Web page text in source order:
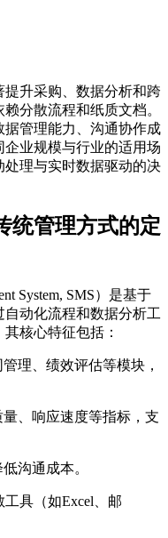
升采购、数据分析和跨
分散流程和纸质文档。
管理能力、沟通协作成
业规模与行业的适用场
理与实时数据驱动的决
统管理方式的定
System, SMS）是基于
动化流程和数据分析工
核心特征包括：
理、绩效评估等模块，
量、响应速度等指标，支
沟通成本。
具（如Excel、邮